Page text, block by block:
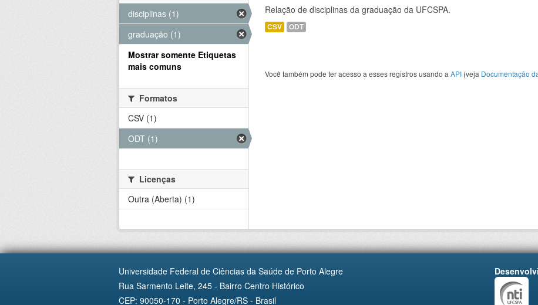
Relação de disciplinas da graduação da UFCSPA.
CSV ODT
Você também pode ter acesso a esses registros usando a API (veja Documentação
disciplinas (1)
graduação (1)
Mostrar somente Etiquetas
mais comuns
Formatos
CSV (1)
ODT (1)
Licenças
Outra (Aberta) (1)
Universidade Federal de Ciências da Saúde de Porto Alegre
Rua Sarmento Leite, 245 - Bairro Centro Histórico
CEP: 90050-170 - Porto Alegre/RS - Brasil